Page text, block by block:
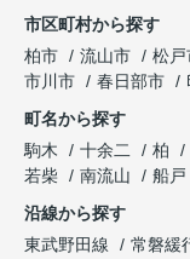
市区町村から探す
柏市
流山市 松戸
市川市
春日部市
町名から探す
駒木
十余二 柏
若柴
南流山
船戸
沿線から探す
東武野田線
常磐緩